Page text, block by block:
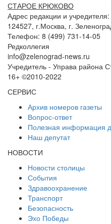
СТАРОЕ КРЮКОВО
Адрес редакции и учредителя:
124527, г.Москва, г.
Телефон: 8 (499) 731-14-05
Редколлегия
info@zelenograd-news.ru
Учредитель - Управа района
16+ ©2010-2022
СЕРВИС
Архив номеров газеты
Вопрос-ответ
Полезная информация
Наш депутат
НОВОСТИ
Новости столицы
События
Здравоохранение
Транспорт
Безопасность
Эхо Победы